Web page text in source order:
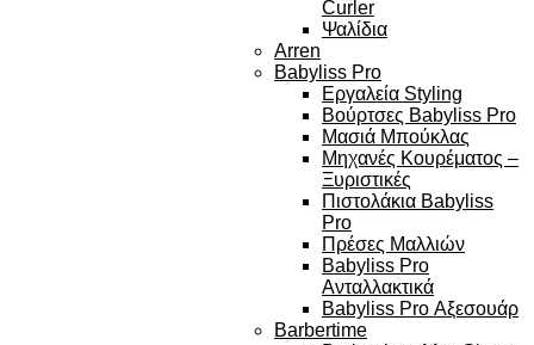
Curler
Ψαλίδια
Arren
Babyliss Pro
Εργαλεία Styling
Βούρτσες Babyliss Pro
Μασιά Μπούκλας
Μηχανές Κουρέματος –
Ξυριστικές
Πιστολάκια Babyliss
Pro
Πρέσες Μαλλιών
Babyliss Pro
Ανταλλακτικά
Babyliss Pro Αξεσουάρ
Barbertime